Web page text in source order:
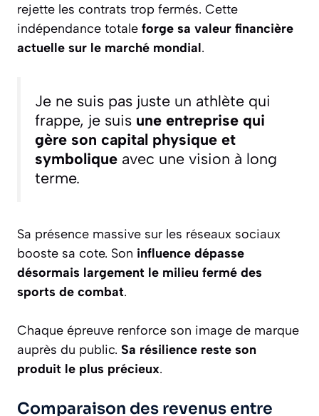
rejette les contrats trop fermés. Cette
indépendance totale forge sa valeur financière
actuelle sur le marché mondial.
Je ne suis pas juste un athlète qui
frappe, je suis une entreprise qui
gère son capital physique et
symbolique avec une vision à long
terme.
Sa présence massive sur les réseaux sociaux
booste sa cote. Son influence dépasse
désormais largement le milieu fermé des
sports de combat.
Chaque épreuve renforce son image de marque
auprès du public. Sa résilience reste son
produit le plus précieux.
Comparaison des revenus entre